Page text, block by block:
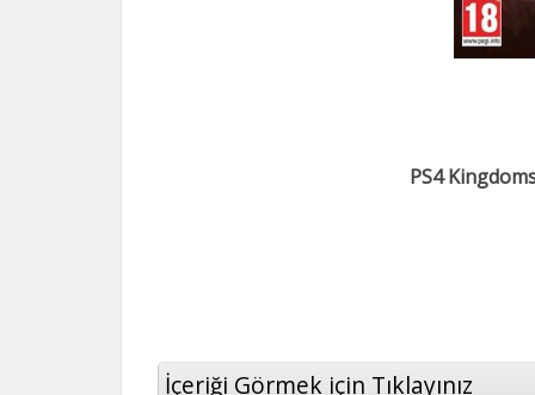
PS4
İçeriği Görmek için Tıklayınız